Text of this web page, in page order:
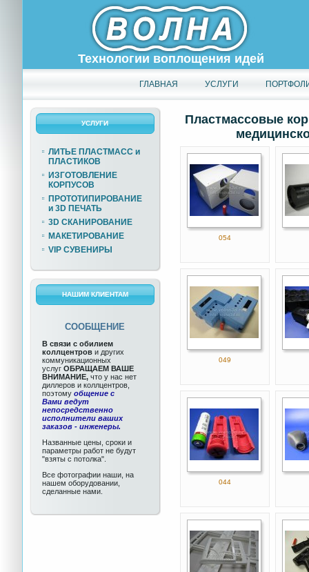
Технологии воплощения идей
ГЛАВНАЯ УСЛУГИ
УСЛУГИ
ЛИТЬЕ ПЛАСТМАСС и
ПЛАСТИКОВ
ИЗГОТОВЛЕНИЕ
КОРПУСОВ
ПРОТОТИПИРОВАНИЕ
и 3D ПЕЧАТЬ
3D СКАНИРОВАНИЕ
МАКЕТИРОВАНИЕ
VIP СУВЕНИРЫ
НАШИМ КЛИЕНТАМ
СООБЩЕНИЕ
В связи с обилием
коллцентров и других
коммуникационных
услуг ОБРАЩАЕМ ВАШЕ
ВНИМАНИЕ, что у нас нет
диллеров и коллцентров,
поэтому общение с
Вами ведут
непосредственно
исполнители ваших
заказов - инженеры.
Названные цены, сроки и
параметры работ не будут
"взяты с потолка".
Все фотографии наши, на
нашем оборудовании,
сделанные нами.
Пластмассовые
054
049
044